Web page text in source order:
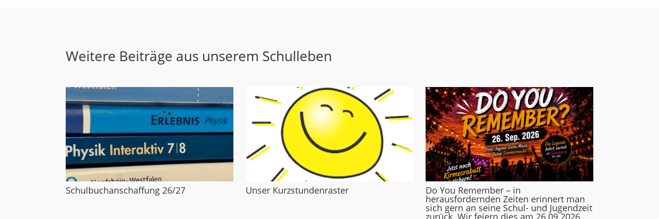
Weitere Beiträge aus unserem Schulleben
Schulbuchanschaffung 26/27 Unser Kurzstundenraster Do You Remember – in
herausfordernden Zeiten erinnert man
sich gern an seine Schul- und Jugendzeit
zurück. Wir feiern dies am 26.09.2026